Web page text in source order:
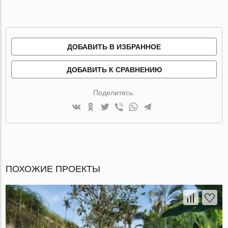
ДОБАВИТЬ В ИЗБРАННОЕ
ДОБАВИТЬ К СРАВНЕНИЮ
Поделитесь:
ПОХОЖИЕ ПРОЕКТЫ